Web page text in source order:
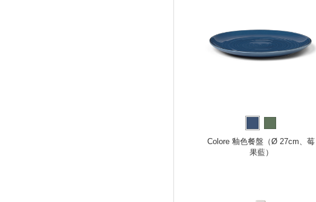
Colore 釉色餐盤（Ø 27cm、莓
果藍）